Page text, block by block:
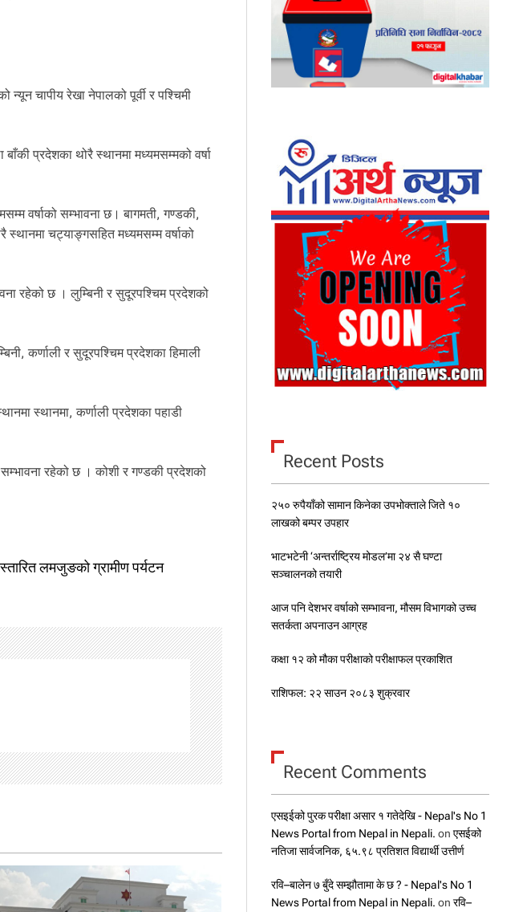
चापीय रेखा नेपालको पूर्वी र पश्चिमी
प्रदेशका थोरै स्थानमा मध्यमसम्मको वर्षा
वर्षाको सम्भावना छ। बागमती, गण्डकी,
चट्याङ्गसहित मध्यमसम्म वर्षाको
रहेको छ । लुम्बिनी र सुदूरपश्चिम प्रदेशको
कर्णाली र सुदूरपश्चिम प्रदेशका हिमाली
स्थानमा, कर्णाली प्रदेशका पहाडी
सम्भावना रहेको छ । कोशी र गण्डकी प्रदेशको
लमजुङको ग्रामीण पर्यटन
Recent Posts
२५० रुपैयाँको सामान किनेका उपभोक्ताले जिते १०
लाखको बम्पर उपहार
भाटभटेनी ‘अन्तर्राष्ट्रिय मोडल’मा २४ सै घण्टा
सञ्चालनको तयारी
आज पनि देशभर वर्षाको सम्भावना, मौसम विभागको उच्च
सतर्कता अपनाउन आग्रह
कक्षा १२ को मौका परीक्षाको परीक्षाफल प्रकाशित
राशिफल: २२ साउन २०८३ शुक्रवार
Recent Comments
एसइईको पुरक परीक्षा असार १ गतेदेखि - Nepal's No 1
News Portal from Nepal in Nepali. on एसईको
नतिजा सार्वजनिक, ६५.९८ प्रतिशत विद्यार्थी उत्तीर्ण
रवि–बालेन ७ बुँदे सम्झौतामा के छ ? - Nepal's No 1
News Portal from Nepal in Nepali. on रवि–